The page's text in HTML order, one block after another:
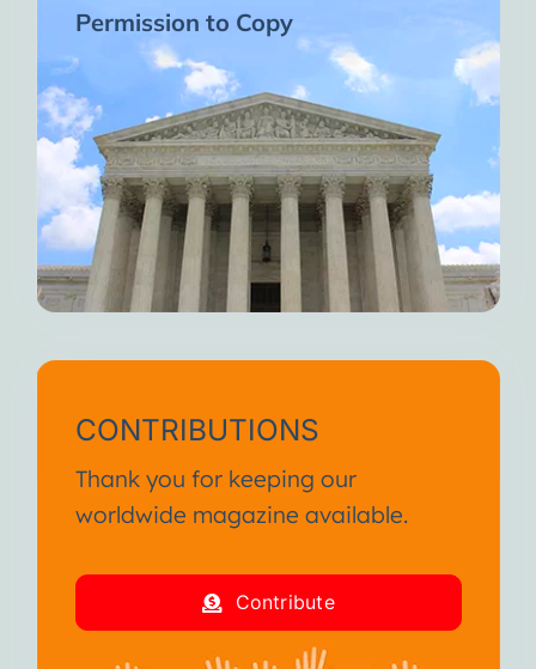
Permission to Copy
CONTRIBUTIONS
Thank you for keeping our
worldwide magazine available.
Contribute